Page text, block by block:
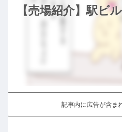
【売場紹介】駅ビ
記事内に広告が含ま